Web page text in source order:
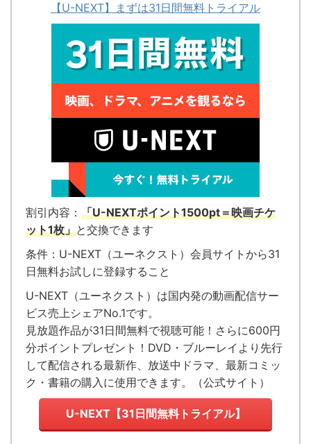
【U-NEXT】まずは31日間無料トライアル
割引内容： 「U-NEXTポイント1500pt＝映画チケ
ット1枚」と交換できます
条件：U-NEXT（ユーネクスト）会員サイトから31
日無料お試しに登録すること
U-NEXT（ユーネクスト） は国内発の動画配信サー
ビス売上シェアNo.1です。
見放題作品が31日間無料で視聴可能！ さらに600円
分ポイントプレゼント！DVD・ブルーレイより先行
して配信される最新作、放送中ドラマ、最新コミッ
ク・書籍の購入に使用できます。（公式サイト ）
U-NEXT【31日間無料トライアル】